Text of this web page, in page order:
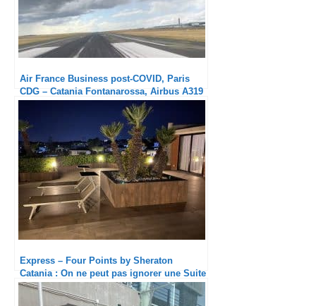
Air France Business post-COVID, Paris
CDG – Catania Fontanarossa, Airbus A319
: Enfin un vrai service !
Express – Four Points by Sheraton
Catania : On ne peut pas ignorer une Suite
Présidentielle !